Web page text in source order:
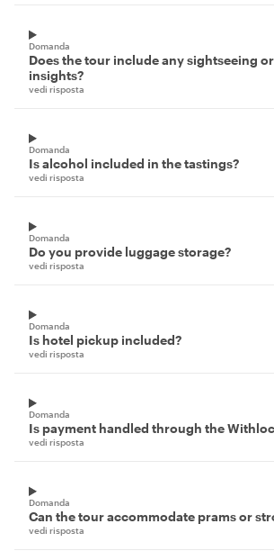
Domanda
Does the tour include any sightseeing
insights?
vedi risposta
Domanda
Is alcohol included in the tastings?
vedi risposta
Domanda
Do you provide luggage storage?
vedi risposta
Domanda
Is hotel pickup included?
vedi risposta
Domanda
Is payment handled through the
vedi risposta
Domanda
Can the tour accommodate prams or
vedi risposta